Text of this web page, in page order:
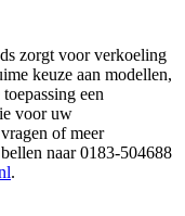
zorgt voor verkoeling
keuze aan modellen,
een
voor uw
of meer
naar 0183-504688
.